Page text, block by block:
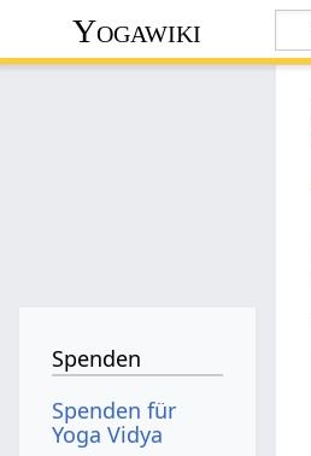
Yogawiki
Spenden
Spenden für
Yoga Vidya